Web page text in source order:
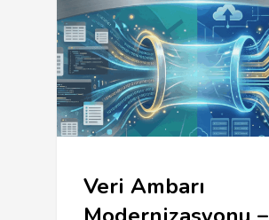
Veri Ambarı